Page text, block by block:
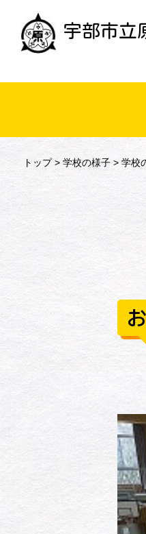
宇部市立
トップ> 学校の様子> 学校